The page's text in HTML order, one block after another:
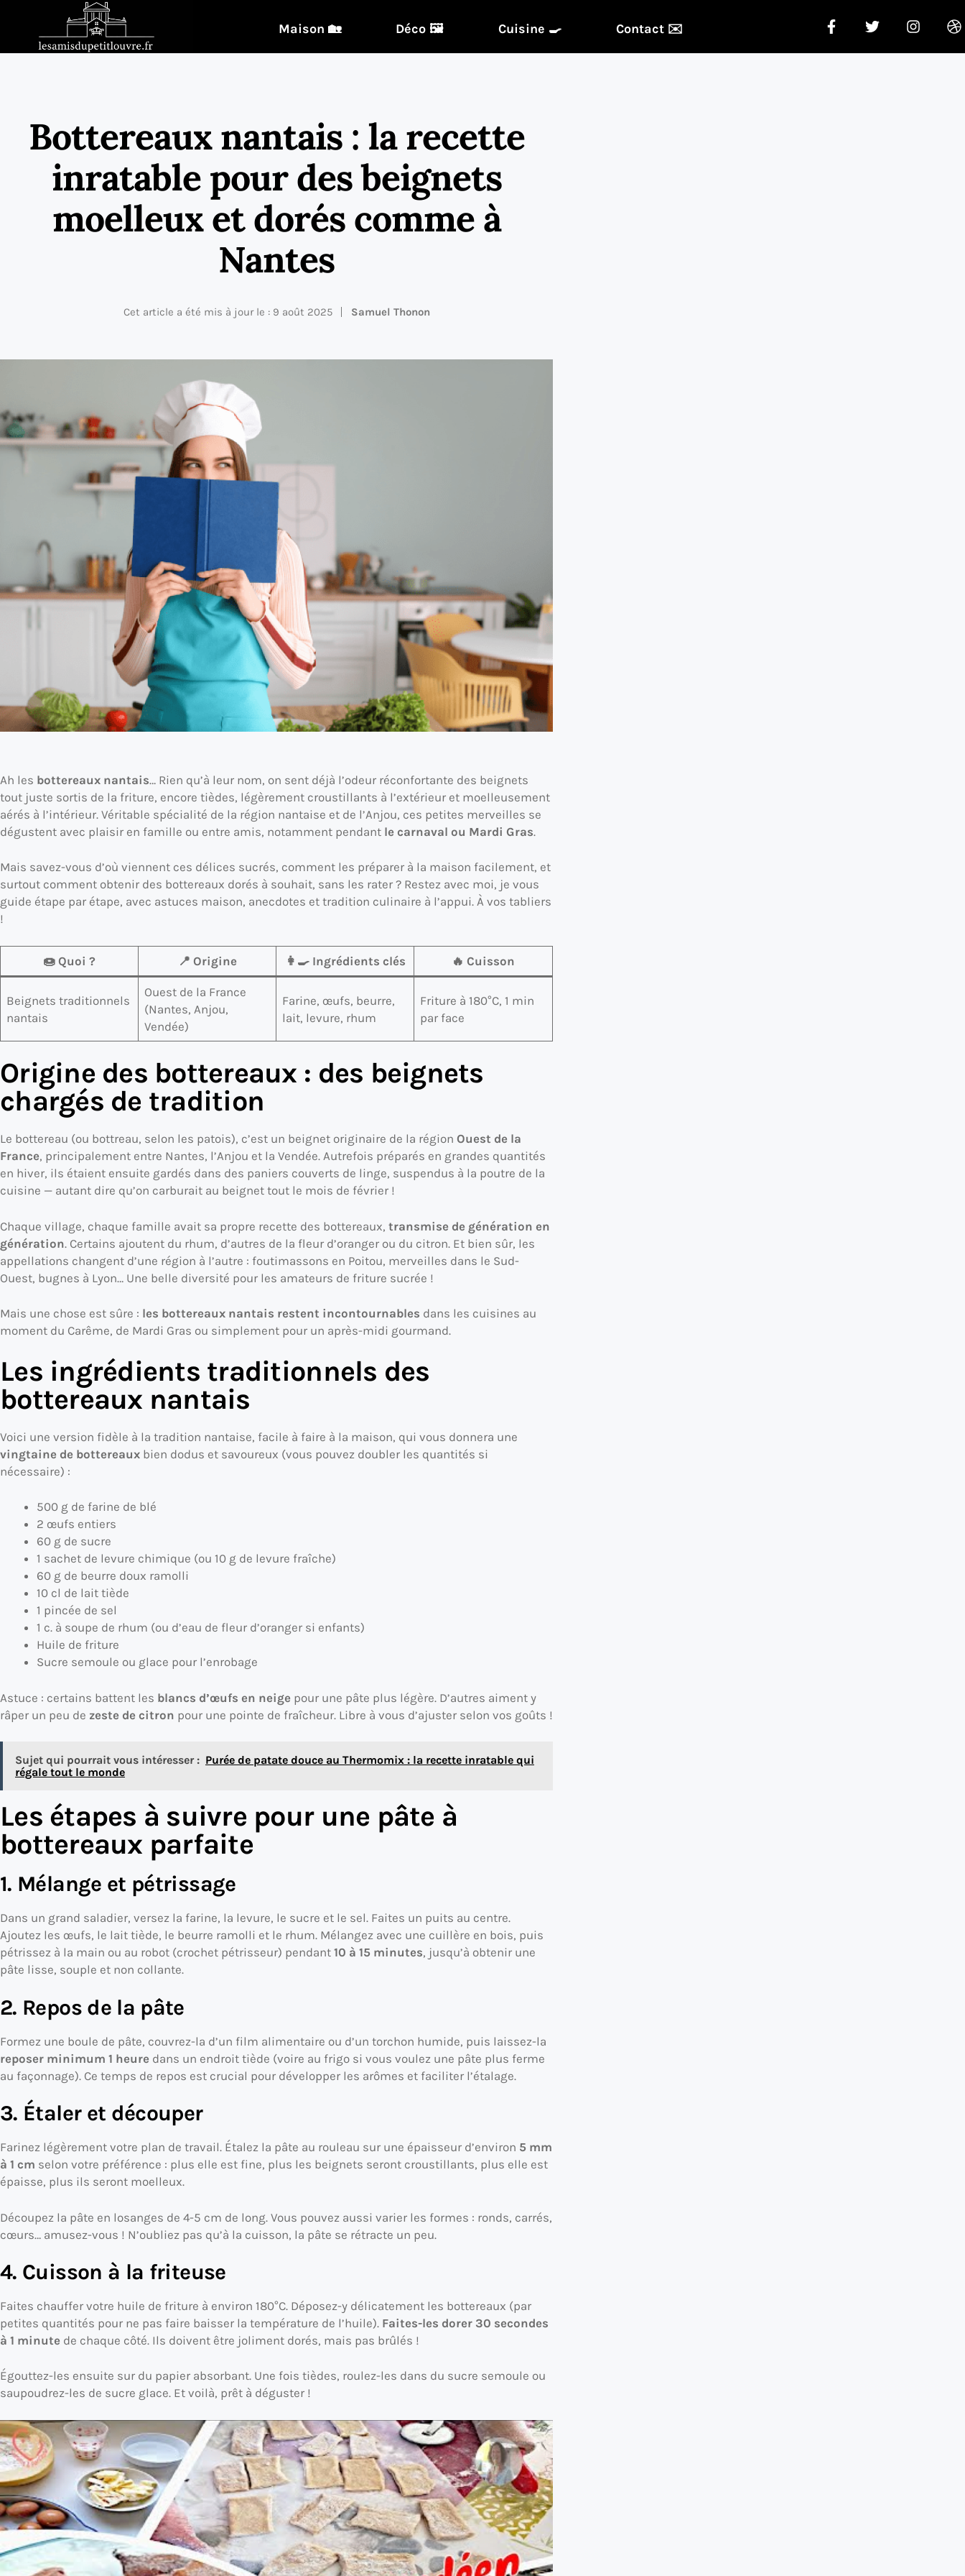
Maison 🏡 Déco 🖼️ Cuisine 🍳 Contact ✉️
Bottereaux nantais : la recette
inratable pour des beignets
moelleux et dorés comme à
Nantes
Cet article a été mis à jour le : 9 août 2025 Samuel Thonon
Ah les bottereaux nantais… Rien qu’à leur nom, on sent déjà l’odeur réconfortante des beignets
tout juste sortis de la friture, encore tièdes, légèrement croustillants à l’extérieur et moelleusement
aérés à l’intérieur. Véritable spécialité de la région nantaise et de l’Anjou, ces petites merveilles se
dégustent avec plaisir en famille ou entre amis, notamment pendant le carnaval ou Mardi Gras.
Mais savez-vous d’où viennent ces délices sucrés, comment les préparer à la maison facilement, et
surtout comment obtenir des bottereaux dorés à souhait, sans les rater ? Restez avec moi, je vous
guide étape par étape, avec astuces maison, anecdotes et tradition culinaire à l’appui. À vos tabliers
!
🍩 Quoi ? 📍 Origine 👩‍🍳 Ingrédients clés 🔥 Cuisson
Beignets traditionnels
nantais
Ouest de la France
(Nantes, Anjou,
Vendée)
Farine, œufs, beurre,
lait, levure, rhum
Friture à 180°C, 1 min
par face
Origine des bottereaux : des beignets
chargés de tradition
Le bottereau (ou bottreau, selon les patois), c’est un beignet originaire de la région Ouest de la
France, principalement entre Nantes, l’Anjou et la Vendée. Autrefois préparés en grandes quantités
en hiver, ils étaient ensuite gardés dans des paniers couverts de linge, suspendus à la poutre de la
cuisine — autant dire qu’on carburait au beignet tout le mois de février !
Chaque village, chaque famille avait sa propre recette des bottereaux, transmise de génération en
génération. Certains ajoutent du rhum, d’autres de la fleur d’oranger ou du citron. Et bien sûr, les
appellations changent d’une région à l’autre : foutimassons en Poitou, merveilles dans le Sud-
Ouest, bugnes à Lyon… Une belle diversité pour les amateurs de friture sucrée !
Mais une chose est sûre : les bottereaux nantais restent incontournables dans les cuisines au
moment du Carême, de Mardi Gras ou simplement pour un après-midi gourmand.
Les ingrédients traditionnels des
bottereaux nantais
Voici une version fidèle à la tradition nantaise, facile à faire à la maison, qui vous donnera une
vingtaine de bottereaux bien dodus et savoureux (vous pouvez doubler les quantités si
nécessaire) :
500 g de farine de blé
2 œufs entiers
60 g de sucre
1 sachet de levure chimique (ou 10 g de levure fraîche)
60 g de beurre doux ramolli
10 cl de lait tiède
1 pincée de sel
1 c. à soupe de rhum (ou d’eau de fleur d’oranger si enfants)
Huile de friture
Sucre semoule ou glace pour l’enrobage
Astuce : certains battent les blancs d’œufs en neige pour une pâte plus légère. D’autres aiment y
râper un peu de zeste de citron pour une pointe de fraîcheur. Libre à vous d’ajuster selon vos goûts !
Sujet qui pourrait vous intéresser : Purée de patate douce au Thermomix : la recette inratable qui
régale tout le monde
Les étapes à suivre pour une pâte à
bottereaux parfaite
1. Mélange et pétrissage
Dans un grand saladier, versez la farine, la levure, le sucre et le sel. Faites un puits au centre.
Ajoutez les œufs, le lait tiède, le beurre ramolli et le rhum. Mélangez avec une cuillère en bois, puis
pétrissez à la main ou au robot (crochet pétrisseur) pendant 10 à 15 minutes, jusqu’à obtenir une
pâte lisse, souple et non collante.
2. Repos de la pâte
Formez une boule de pâte, couvrez-la d’un film alimentaire ou d’un torchon humide, puis laissez-la
reposer minimum 1 heure dans un endroit tiède (voire au frigo si vous voulez une pâte plus ferme
au façonnage). Ce temps de repos est crucial pour développer les arômes et faciliter l’étalage.
3. Étaler et découper
Farinez légèrement votre plan de travail. Étalez la pâte au rouleau sur une épaisseur d’environ 5 mm
à 1 cm selon votre préférence : plus elle est fine, plus les beignets seront croustillants, plus elle est
épaisse, plus ils seront moelleux.
Découpez la pâte en losanges de 4-5 cm de long. Vous pouvez aussi varier les formes : ronds, carrés,
cœurs… amusez-vous ! N’oubliez pas qu’à la cuisson, la pâte se rétracte un peu.
4. Cuisson à la friteuse
Faites chauffer votre huile de friture à environ 180°C. Déposez-y délicatement les bottereaux (par
petites quantités pour ne pas faire baisser la température de l’huile). Faites-les dorer 30 secondes
à 1 minute de chaque côté. Ils doivent être joliment dorés, mais pas brûlés !
Égouttez-les ensuite sur du papier absorbant. Une fois tièdes, roulez-les dans du sucre semoule ou
saupoudrez-les de sucre glace. Et voilà, prêt à déguster !